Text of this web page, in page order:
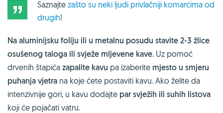
Saznajte zašto su neki ljudi privlačniji komarcima od
drugih!
Na aluminijsku foliju ili u metalnu posudu stavite 2-3 žlice
osušenog taloga ili svježe mljevene kave. Uz pomoć
drvenih štapića zapalite kavu pa izaberite mjesto u smjeru
puhanja vjetra na koje ćete postaviti kavu. Ako želite da
intenzivnije gori, u kavu dodajte par svježih ili suhih listova
koji će pojačati vatru.